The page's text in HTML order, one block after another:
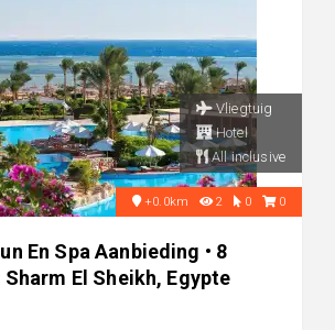
Vliegtuig
Hotel
All inclusive
+0.0km 2 0 0
En Spa Aanbieding • 8
El Sheikh, Egypte